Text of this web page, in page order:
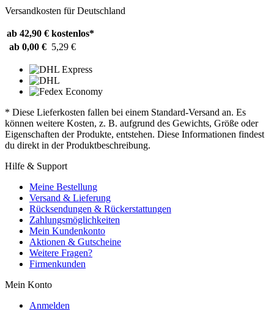
Versandkosten für Deutschland
ab 42,90 € kostenlos*
ab 0,00 € 5,29 €
* Diese Lieferkosten fallen bei einem Standard-Versand an. Es
können weitere Kosten, z. B. aufgrund des Gewichts, Größe oder
Eigenschaften der Produkte, entstehen. Diese Informationen findest
du direkt in der Produktbeschreibung.
Hilfe & Support
Meine Bestellung
Versand & Lieferung
Rücksendungen & Rückerstattungen
Zahlungsmöglichkeiten
Mein Kundenkonto
Aktionen & Gutscheine
Weitere Fragen?
Firmenkunden
Mein Konto
Anmelden